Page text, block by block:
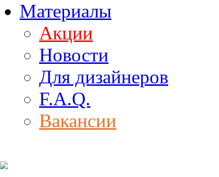
Материалы
Акции
Новости
Для дизайнеров
F.A.Q.
Вакансии